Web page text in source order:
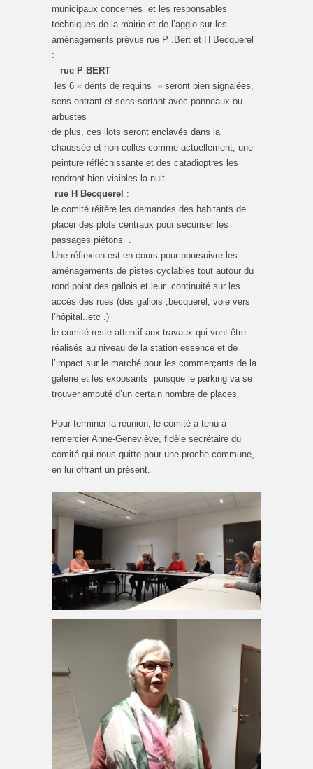
municipaux concernés et les responsables
techniques de la mairie et de l’agglo sur les
aménagements prévus rue P .Bert et H Becquerel
:
rue P BERT
les 6 « dents de requins » seront bien signalées,
sens entrant et sens sortant avec panneaux ou
arbustes
de plus, ces ilots seront enclavés dans la
chaussée et non collés comme actuellement, une
peinture réfléchissante et des catadioptres les
rendront bien visibles la nuit
rue H Becquerel :
le comité réitère les demandes des habitants de
placer des plots centraux pour sécuriser les
passages piétons .
Une réflexion est en cours pour poursuivre les
aménagements de pistes cyclables tout autour du
rond point des gallois et leur continuité sur les
accès des rues (des gallois ,becquerel, voie vers
l’hôpital..etc .)
le comité reste attentif aux travaux qui vont être
réalisés au niveau de la station essence et de
l’impact sur le marché pour les commerçants de la
galerie et les exposants puisque le parking va se
trouver amputé d’un certain nombre de places.
Pour terminer la réunion, le comité a tenu à
remercier Anne-Geneviève, fidèle secrétaire du
comité qui nous quitte pour une proche commune,
en lui offrant un présent.